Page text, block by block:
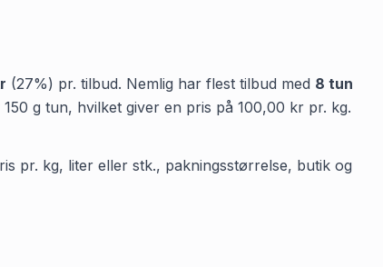
(27%) pr. tilbud. Nemlig har flest tilbud med 8 tun
150 g tun, hvilket giver en pris på 100,00 kr pr. kg.
pr. kg, liter eller stk., pakningsstørrelse, butik og